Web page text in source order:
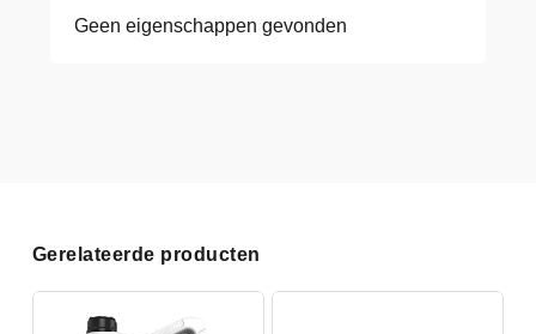
Geen eigenschappen gevonden
Gerelateerde producten